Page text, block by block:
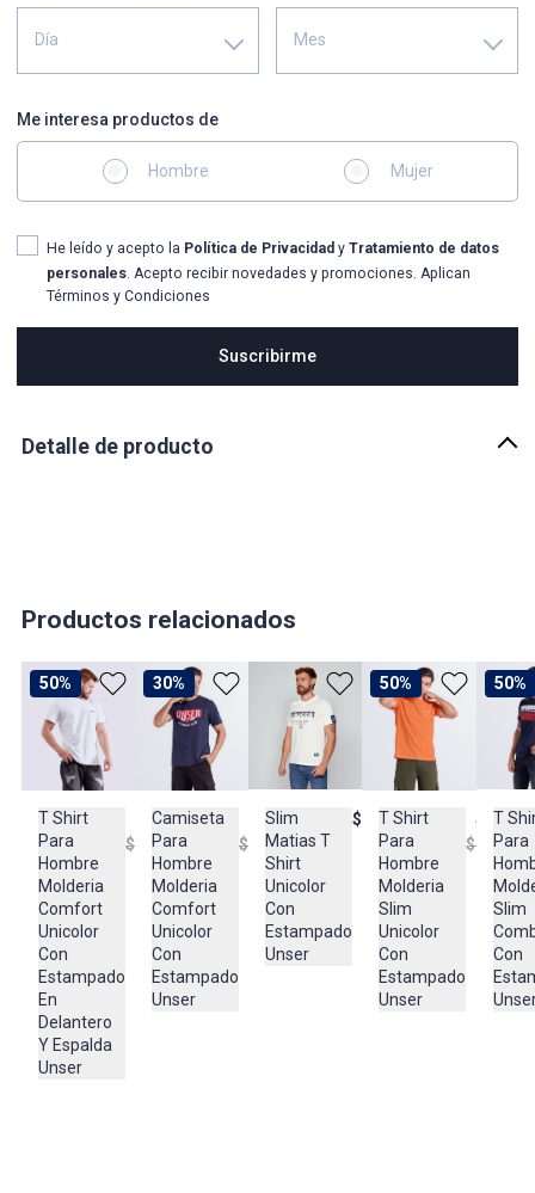
Día Mes
Me interesa productos de
Hombre Mujer
He leído y acepto la Política de Privacidad y Tratamiento de datos
personales. Acepto recibir novedades y promociones. Aplican
Términos y Condiciones
Suscribirme
Detalle de producto
COLOMBIA
Importador:
BAGUER
Cuidado y Lavado
GENERAL LAVAR EN MAQUINA, NO USAR BLANQUEADORES,
PLANCHAR EN TEMPERATURA TIBIA, LAVAR Y SECAR CON
COLORES SIMILARES
Composición:
100% ALGODON
Productos relacionados
50%
T Shirt
Para
Hombre
Molderia
Comfort
Unicolor
Con
Estampado
En
Delantero
Y Espalda
Unser
$61.950
$123.950
30%
Camiseta
Para
Hombre
Molderia
Comfort
Unicolor
Con
Estampado
Unser
$83.950
$119.950
Slim
Matias T
Shirt
Unicolor
Con
Estampado
Unser
$167.900
50%
T Shirt
Para
Hombre
Molderia
Slim
Unicolor
Con
Estampado
Unser
50%
T
Para
Slim
Con